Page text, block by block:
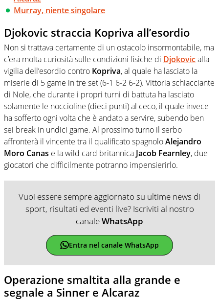
Murray, niente singolare
Djokovic straccia Kopriva all’esordio
Non si trattava certamente di un ostacolo insormontabile, ma
c’era molta curiosità sulle condizioni fisiche di Djokovicalla
vigilia dell’esordio contro Kopriva, al quale ha lasciato la
miserie di 5 game in tre set (6-1 6-2 6-2). Vittoria schiacciante
di Nole, che durante i propri turni di battuta ha lasciato
solamente le noccioline (dieci punti) al ceco, il quale invece
ha sofferto ogni volta che è andato a servire, subendo ben
sei break in undici game. Al prossimo turno il serbo
affronterà il vincente tra il qualificato spagnoloAlejandro
Moro Canas e la wild card britannica Jacob Fearnley, due
giocatori che difficilmente potranno impensierirlo.
Vuoi essere sempre aggiornato su ultime news di
sport, risultati ed eventi live? Iscriviti al nostro
canaleWhatsApp
Entra nel canale WhatsApp
Operazione smaltita alla grande e
segnale a Sinner e Alcaraz